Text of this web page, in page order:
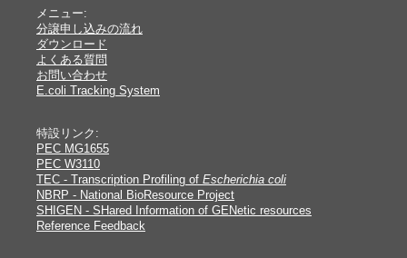
メニュー:
分譲申し込みの流れ
ダウンロード
よくある質問
お問い合わせ
E.coli Tracking System
特設リンク:
PEC MG1655
PEC W3110
TEC - Transcription Profiling of Escherichia coli
NBRP - National BioResource Project
SHIGEN - SHared Information of GENetic resources
Reference Feedback